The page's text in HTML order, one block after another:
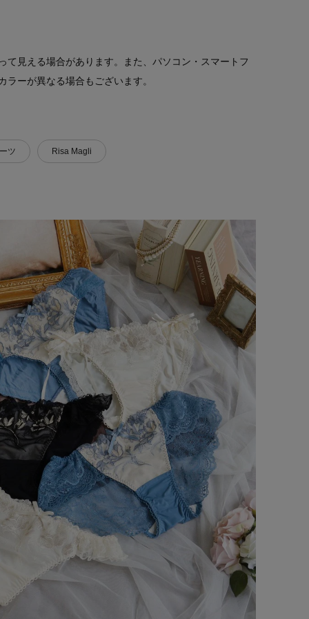
見える場合があります。また、パソコン・スマートフ
ーが異なる場合もございます。
ツ Risa Magli